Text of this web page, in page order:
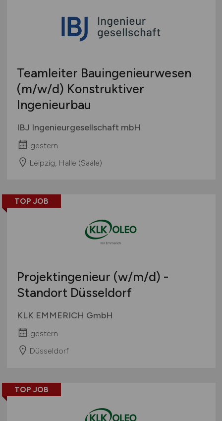
Teamleiter Bauingenieurwesen
(m/w/d) Konstruktiver
Ingenieurbau
IBJ Ingenieurgesellschaft mbH
gestern
Leipzig, Halle (Saale)
TOP JOB
Projektingenieur (w/m/d) -
Standort Düsseldorf
KLK EMMERICH GmbH
gestern
Düsseldorf
TOP JOB